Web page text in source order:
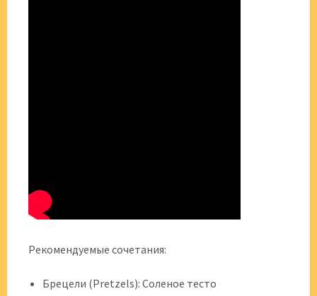
Рекомендуемые сочетания:
Брецели (Pretzels): Соленое тесто